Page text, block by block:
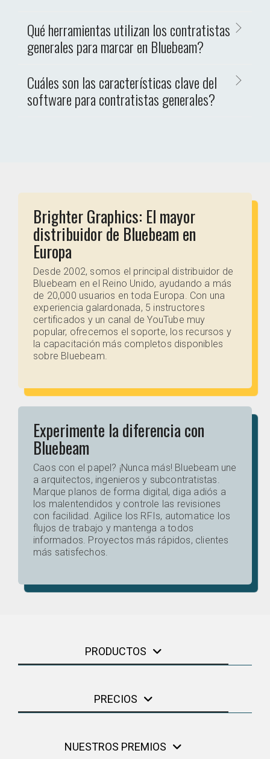
Qué herramientas utilizan los contratistas
generales para marcar en Bluebeam?
Cuáles son las características clave del
software para contratistas generales?
Brighter Graphics: El mayor
distribuidor de Bluebeam en
Europa
Desde 2002, somos el principal distribuidor de
Bluebeam en el Reino Unido, ayudando a más
de 20,000 usuarios en toda Europa. Con una
experiencia galardonada, 5 instructores
certificados y un canal de YouTube muy
popular, ofrecemos el soporte, los recursos y
la capacitación más completos disponibles
sobre Bluebeam.
Experimente la diferencia con
Bluebeam
Caos con el papel? ¡Nunca más! Bluebeam une
a arquitectos, ingenieros y subcontratistas.
Marque planos de forma digital, diga adiós a
los malentendidos y controle las revisiones
con facilidad. Agilice los RFIs, automatice los
flujos de trabajo y mantenga a todos
informados. Proyectos más rápidos, clientes
más satisfechos.
PRODUCTOS
PRECIOS
NUESTROS PREMIOS